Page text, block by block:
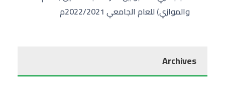
والموازي) للعام الجامعي 2022/2021م
Archives